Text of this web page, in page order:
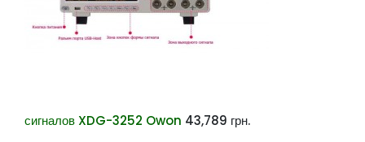
сигналов XDG-3252 Owon 43,789 грн.